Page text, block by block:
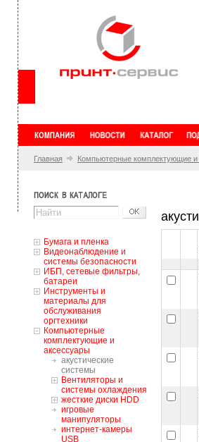
Главная Компьютерные комплектующие и
Бумага и пленка
Видеонаблюдение и
системы безопасности
ИБП, сетевые фильтры,
батареи
Инструменты и
материалы для
обслуживания
оргтехники
Компьютерные
комплектующие и
аксессуары
акустические
системы
Вентиляторы и
системы охлаждения
жесткие диски HDD
игровые
манипуляторы
интернет-камеры
USB